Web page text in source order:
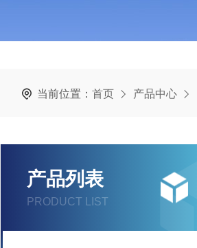
当前位置： 首页 产品中心
产品列表
PRODUCT LIST